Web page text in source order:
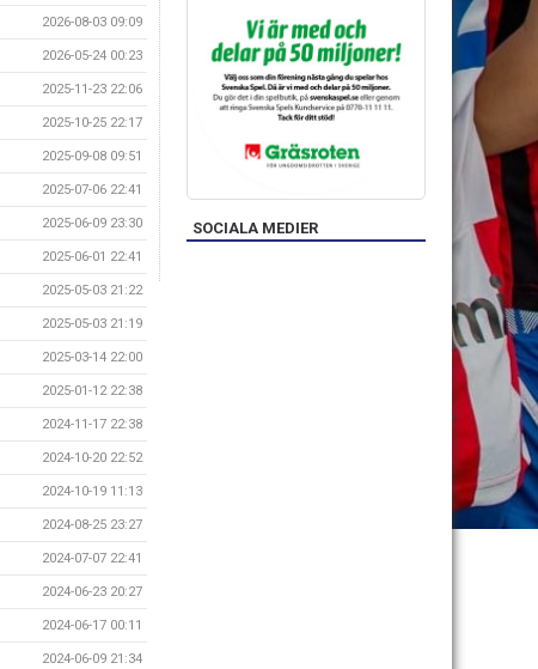
2026-08-03 09:09
2026-05-24 00:23
2025-11-23 22:06
2025-10-25 22:17
2025-09-08 09:51
2025-07-06 22:41
2025-06-09 23:30
2025-06-01 22:41
2025-05-03 21:22
2025-05-03 21:19
2025-03-14 22:00
2025-01-12 22:38
2024-11-17 22:38
2024-10-20 22:52
2024-10-19 11:13
2024-08-25 23:27
2024-07-07 22:41
2024-06-23 20:27
2024-06-17 00:11
2024-06-09 21:34
SOCIALA MEDIER